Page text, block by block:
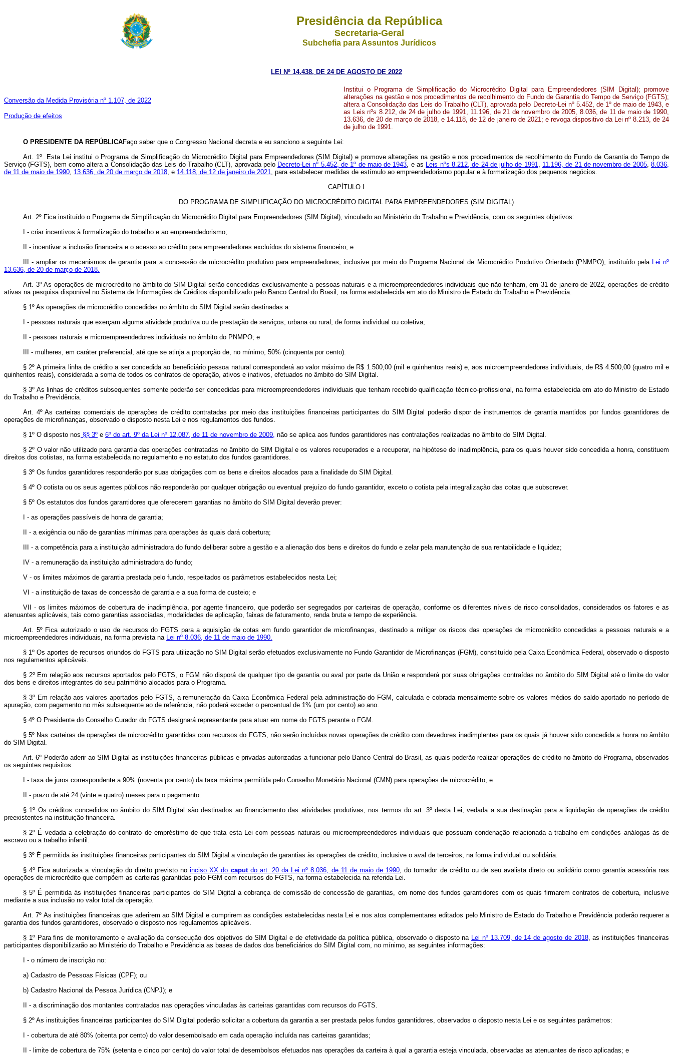
Presidência da República
Secretaria-Geral
Subchefia para Assuntos Jurídicos
LEI Nº 14.438, DE 24 DE AGOSTO DE 2022
Conversão da Medida Provisória nº 1.107, de 2022
Produção de efeitos
Institui o Programa de Simplificação do Microcrédito Digital para Empreendedores (SIM Digital); promove
alterações na gestão e nos procedimentos de recolhimento do Fundo de Garantia do Tempo de Serviço (FGTS);
altera a Consolidação das Leis do Trabalho (CLT), aprovada pelo Decreto-Lei nº 5.452, de 1º de maio de 1943, e
as Leis nºs 8.212, de 24 de julho de 1991, 11.196, de 21 de novembro de 2005, 8.036, de 11 de maio de 1990,
13.636, de 20 de março de 2018, e 14.118, de 12 de janeiro de 2021; e revoga dispositivo da Lei nº 8.213, de 24
de julho de 1991.
O PRESIDENTE DA REPÚBLICAFaço saber que o Congresso Nacional decreta e eu sanciono a seguinte Lei:
Art. 1º Esta Lei institui o Programa de Simplificação do Microcrédito Digital para Empreendedores (SIM Digital) e promove alterações na gestão e nos procedimentos de recolhimento do Fundo de Garantia do Tempo de
Serviço (FGTS), bem como altera a Consolidação das Leis do Trabalho (CLT), aprovada pelo Decreto-Lei nº 5.452, de 1º de maio de 1943, e as Leis nºs 8.212, de 24 de julho de 1991, 11.196, de 21 de novembro de 2005,8.036,
de 11 de maio de 1990, 13.636, de 20 de março de 2018, e 14.118, de 12 de janeiro de 2021, para estabelecer medidas de estímulo ao empreendedorismo popular e à formalização dos pequenos negócios.
CAPÍTULO I
DO PROGRAMA DE SIMPLIFICAÇÃO DO MICROCRÉDITO DIGITAL PARA EMPREENDEDORES (SIM DIGITAL)
Art. 2º Fica instituído o Programa de Simplificação do Microcrédito Digital para Empreendedores (SIM Digital), vinculado ao Ministério do Trabalho e Previdência, com os seguintes objetivos:
I - criar incentivos à formalização do trabalho e ao empreendedorismo;
II - incentivar a inclusão financeira e o acesso ao crédito para empreendedores excluídos do sistema financeiro; e
III - ampliar os mecanismos de garantia para a concessão de microcrédito produtivo para empreendedores, inclusive por meio do Programa Nacional de Microcrédito Produtivo Orientado (PNMPO), instituído pela Lei nº
13.636, de 20 de março de 2018.
Art. 3º As operações de microcrédito no âmbito do SIM Digital serão concedidas exclusivamente a pessoas naturais e a microempreendedores individuais que não tenham, em 31 de janeiro de 2022, operações de crédito
ativas na pesquisa disponível no Sistema de Informações de Créditos disponibilizado pelo Banco Central do Brasil, na forma estabelecida em ato do Ministro de Estado do Trabalho e Previdência.
§ 1º As operações de microcrédito concedidas no âmbito do SIM Digital serão destinadas a:
I - pessoas naturais que exerçam alguma atividade produtiva ou de prestação de serviços, urbana ou rural, de forma individual ou coletiva;
II - pessoas naturais e microempreendedores individuais no âmbito do PNMPO; e
III - mulheres, em caráter preferencial, até que se atinja a proporção de, no mínimo, 50% (cinquenta por cento).
§ 2º A primeira linha de crédito a ser concedida ao beneficiário pessoa natural corresponderá ao valor máximo de R$ 1.500,00 (mil e quinhentos reais) e, aos microempreendedores individuais, de R$ 4.500,00 (quatro mil e
quinhentos reais), considerada a soma de todos os contratos de operação, ativos e inativos, efetuados no âmbito do SIM Digital.
§ 3º As linhas de créditos subsequentes somente poderão ser concedidas para microempreendedores individuais que tenham recebido qualificação técnico-profissional, na forma estabelecida em ato do Ministro de Estado
do Trabalho e Previdência.
Art. 4º As carteiras comerciais de operações de crédito contratadas por meio das instituições financeiras participantes do SIM Digital poderão dispor de instrumentos de garantia mantidos por fundos garantidores de
operações de microfinanças, observado o disposto nesta Lei e nos regulamentos dos fundos.
§ 1º O disposto nos §§ 3º e 6º do art. 9º da Lei nº 12.087, de 11 de novembro de 2009, não se aplica aos fundos garantidores nas contratações realizadas no âmbito do SIM Digital.
§ 2º O valor não utilizado para garantia das operações contratadas no âmbito do SIM Digital e os valores recuperados e a recuperar, na hipótese de inadimplência, para os quais houver sido concedida a honra, constituem
direitos dos cotistas, na forma estabelecida no regulamento e no estatuto dos fundos garantidores.
§ 3º Os fundos garantidores responderão por suas obrigações com os bens e direitos alocados para a finalidade do SIM Digital.
§ 4º O cotista ou os seus agentes públicos não responderão por qualquer obrigação ou eventual prejuízo do fundo garantidor, exceto o cotista pela integralização das cotas que subscrever.
§ 5º Os estatutos dos fundos garantidores que oferecerem garantias no âmbito do SIM Digital deverão prever:
I - as operações passíveis de honra de garantia;
II - a exigência ou não de garantias mínimas para operações às quais dará cobertura;
III - a competência para a instituição administradora do fundo deliberar sobre a gestão e a alienação dos bens e direitos do fundo e zelar pela manutenção de sua rentabilidade e liquidez;
IV - a remuneração da instituição administradora do fundo;
V - os limites máximos de garantia prestada pelo fundo, respeitados os parâmetros estabelecidos nesta Lei;
VI - a instituição de taxas de concessão de garantia e a sua forma de custeio; e
VII - os limites máximos de cobertura de inadimplência, por agente financeiro, que poderão ser segregados por carteiras de operação, conforme os diferentes níveis de risco consolidados, considerados os fatores e as
atenuantes aplicáveis, tais como garantias associadas, modalidades de aplicação, faixas de faturamento, renda bruta e tempo de experiência.
Art. 5º Fica autorizado o uso de recursos do FGTS para a aquisição de cotas em fundo garantidor de microfinanças, destinado a mitigar os riscos das operações de microcrédito concedidas a pessoas naturais e a
microempreendedores individuais, na forma prevista na Lei nº 8.036, de 11 de maio de 1990.
§ 1º Os aportes de recursos oriundos do FGTS para utilização no SIM Digital serão efetuados exclusivamente no Fundo Garantidor de Microfinanças (FGM), constituído pela Caixa Econômica Federal, observado o disposto
nos regulamentos aplicáveis.
§ 2º Em relação aos recursos aportados pelo FGTS, o FGM não disporá de qualquer tipo de garantia ou aval por parte da União e responderá por suas obrigações contraídas no âmbito do SIM Digital até o limite do valor
dos bens e direitos integrantes do seu patrimônio alocados para o Programa.
§ 3º Em relação aos valores aportados pelo FGTS, a remuneração da Caixa Econômica Federal pela administração do FGM, calculada e cobrada mensalmente sobre os valores médios do saldo aportado no período de
apuração, com pagamento no mês subsequente ao de referência, não poderá exceder o percentual de 1% (um por cento) ao ano.
§ 4º O Presidente do Conselho Curador do FGTS designará representante para atuar em nome do FGTS perante o FGM.
§ 5º Nas carteiras de operações de microcrédito garantidas com recursos do FGTS, não serão incluídas novas operações de crédito com devedores inadimplentes para os quais já houver sido concedida a honra no âmbito
do SIM Digital.
Art. 6º Poderão aderir ao SIM Digital as instituições financeiras públicas e privadas autorizadas a funcionar pelo Banco Central do Brasil, as quais poderão realizar operações de crédito no âmbito do Programa, observados
os seguintes requisitos:
I - taxa de juros correspondente a 90% (noventa por cento) da taxa máxima permitida pelo Conselho Monetário Nacional (CMN) para operações de microcrédito; e
II - prazo de até 24 (vinte e quatro) meses para o pagamento.
§ 1º Os créditos concedidos no âmbito do SIM Digital são destinados ao financiamento das atividades produtivas, nos termos do art. 3º desta Lei, vedada a sua destinação para a liquidação de operações de crédito
preexistentes na instituição financeira.
§ 2º É vedada a celebração do contrato de empréstimo de que trata esta Lei com pessoas naturais ou microempreendedores individuais que possuam condenação relacionada a trabalho em condições análogas às de
escravo ou a trabalho infantil.
§ 3º É permitida às instituições financeiras participantes do SIM Digital a vinculação de garantias às operações de crédito, inclusive o aval de terceiros, na forma individual ou solidária.
§ 4º Fica autorizada a vinculação do direito previsto noinciso XX do caputdo art. 20 da Lei nº 8.036, de 11 de maio de 1990, do tomador de crédito ou de seu avalista direto ou solidário como garantia acessória nas
operações de microcrédito que compõem as carteiras garantidas pelo FGM com recursos do FGTS, na forma estabelecida na referida Lei.
§ 5º É permitida às instituições financeiras participantes do SIM Digital a cobrança de comissão de concessão de garantias, em nome dos fundos garantidores com os quais firmarem contratos de cobertura, inclusive
mediante a sua inclusão no valor total da operação.
Art. 7º As instituições financeiras que aderirem ao SIM Digital e cumprirem as condições estabelecidas nesta Lei e nos atos complementares editados pelo Ministro de Estado do Trabalho e Previdência poderão requerer a
garantia dos fundos garantidores, observado o disposto nos regulamentos aplicáveis.
§ 1º Para fins de monitoramento e avaliação da consecução dos objetivos do SIM Digital e de efetividade da política pública, observado o disposto na Lei nº 13.709, de 14 de agosto de 2018, as instituições financeiras
participantes disponibilizarão ao Ministério do Trabalho e Previdência as bases de dados dos beneficiários do SIM Digital com, no mínimo, as seguintes informações:
I - o número de inscrição no:
a) Cadastro de Pessoas Físicas (CPF); ou
b) Cadastro Nacional da Pessoa Jurídica (CNPJ); e
II - a discriminação dos montantes contratados nas operações vinculadas às carteiras garantidas com recursos do FGTS.
§ 2º As instituições financeiras participantes do SIM Digital poderão solicitar a cobertura da garantia a ser prestada pelos fundos garantidores, observados o disposto nesta Lei e os seguintes parâmetros:
I - cobertura de até 80% (oitenta por cento) do valor desembolsado em cada operação incluída nas carteiras garantidas;
II - limite de cobertura de 75% (setenta e cinco por cento) do valor total de desembolsos efetuados nas operações da carteira à qual a garantia esteja vinculada, observadas as atenuantes de risco aplicadas; e